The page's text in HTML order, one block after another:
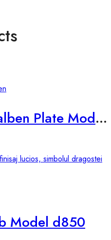
Verighete Aur Galben Plate Model vsp-4mm
Model d850